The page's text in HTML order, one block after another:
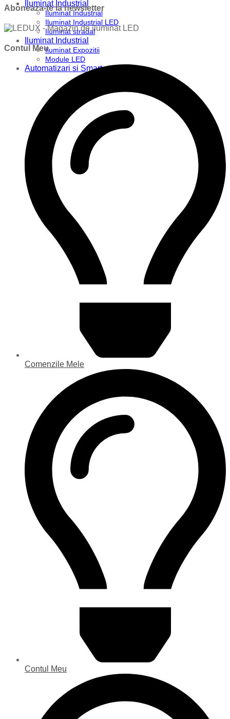
Iluminat Industrial
Iluminat Industrial
Iluminat Industrial LED
Iluminat stradal
Iluminat Industrial
Iluminat Expozitii
Module LED
Automatizari si Smart
Aboneaza-te la newsletter
Contul Meu
Comenzile Mele
Contul Meu